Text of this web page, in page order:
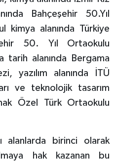
Bahçeşehir 50.Yıl
kimya alanında Türkiye
50. Yıl Ortaokulu
tarih alanında Bergama
yazılım alanında İTÜ
ve teknolojik tasarım
Özel Türk Ortaokulu
alanlarda birinci olarak
hak kazanan bu